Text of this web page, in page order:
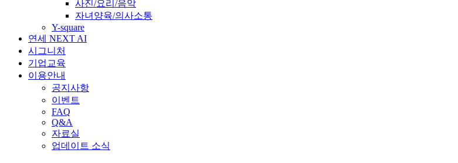
사진/요리/음악
자녀양육/의사소통
Y-square
연세 NEXT AI
시그니처
기업교육
이용안내
공지사항
이벤트
FAQ
Q&A
자료실
업데이트 소식